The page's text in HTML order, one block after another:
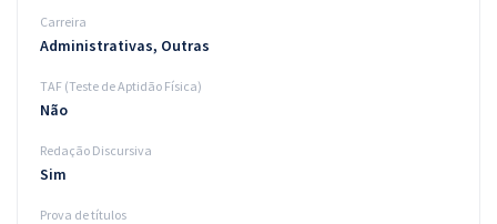
Carreira
Administrativas, Outras
TAF (Teste de Aptidão Física)
Não
Redação Discursiva
Sim
Prova de títulos